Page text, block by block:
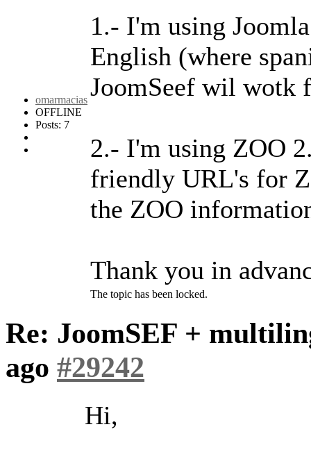
omarmacias
OFFLINE
Posts: 7
1.- I'm using
English (where
JoomSeef wil wotk
2.- I'm using ZOO
friendly URL's for
the ZOO
Thank you in
The topic has been locked.
Re: JoomSEF +
ago #29242
Hi,